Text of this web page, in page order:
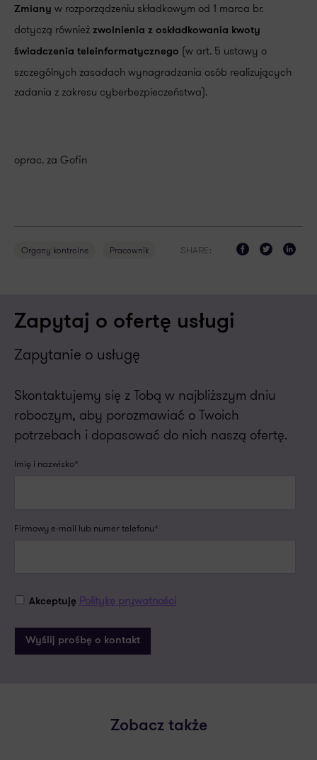
Zmiany w rozporządzeniu składkowym od 1 marca br.
dotyczą również zwolnienia z oskładkowania kwoty
świadczenia teleinformatycznego (w art. 5 ustawy o
szczególnych zasadach wynagradzania osób realizujących
zadania z zakresu cyberbezpieczeństwa).
oprac. za Gofin
Organy kontrolne Pracownik SHARE:
Zapytaj o ofertę usługi
Zapytanie o usługę
Skontaktujemy się z Tobą w najbliższym dniu
roboczym, aby porozmawiać o Twoich
potrzebach i dopasować do nich naszą ofertę.
Imię i nazwisko*
Firmowy e-mail lub numer telefonu*
Akceptuję Politykę prywatności
Zobacz także